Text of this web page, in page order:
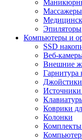
Массажеры
Эпиляторы
Компьютеры и
SSD
Веб-
Внешние
Гарнитура
Источники
Коврики
Колонки